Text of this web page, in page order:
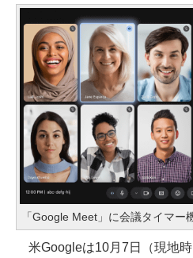
「Google Meet」に会議タイマー
米Googleは10月7日（現地